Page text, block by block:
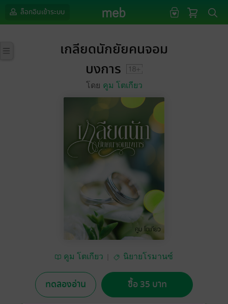
ล็อกอินเข้าระบบ
เกลียดนักยัยคนจอม
บงการ
โดย คูม โตเกียว
คูม โตเกียว นิยายโรมานซ์
ทดลองอ่าน ซื้อ 35 บาท